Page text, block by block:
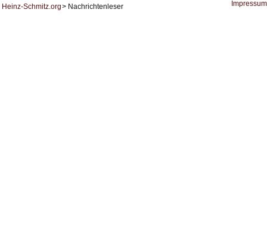
KI
Heinz-Schmitz.org Nachrichtenleser Impressum